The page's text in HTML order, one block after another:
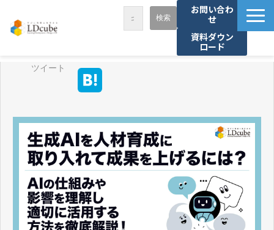
お問い合わ
せ
資料ダウン
ロード
LDcubeが選ばれる理由
事例紹介
セミナー・講座
資料ダウンロード
パートナー募集
ツイート